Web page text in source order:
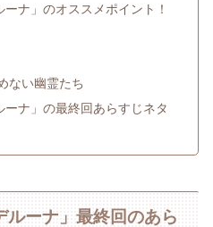
ナ」のオススメポイント！
ない幽霊たち
ナ」の最終回あらすじネタ
ルーナ」最終回のあら